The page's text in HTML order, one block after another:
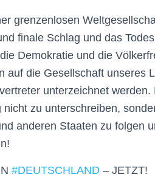
grenzenlosen
finale Schlag und das
Demokratie und die
auf die Gesellschaft unseres
unterzeichnet
zu unterschreiben,
anderen Staaten zu folgen
#DEUTSCHLAND – JETZT!